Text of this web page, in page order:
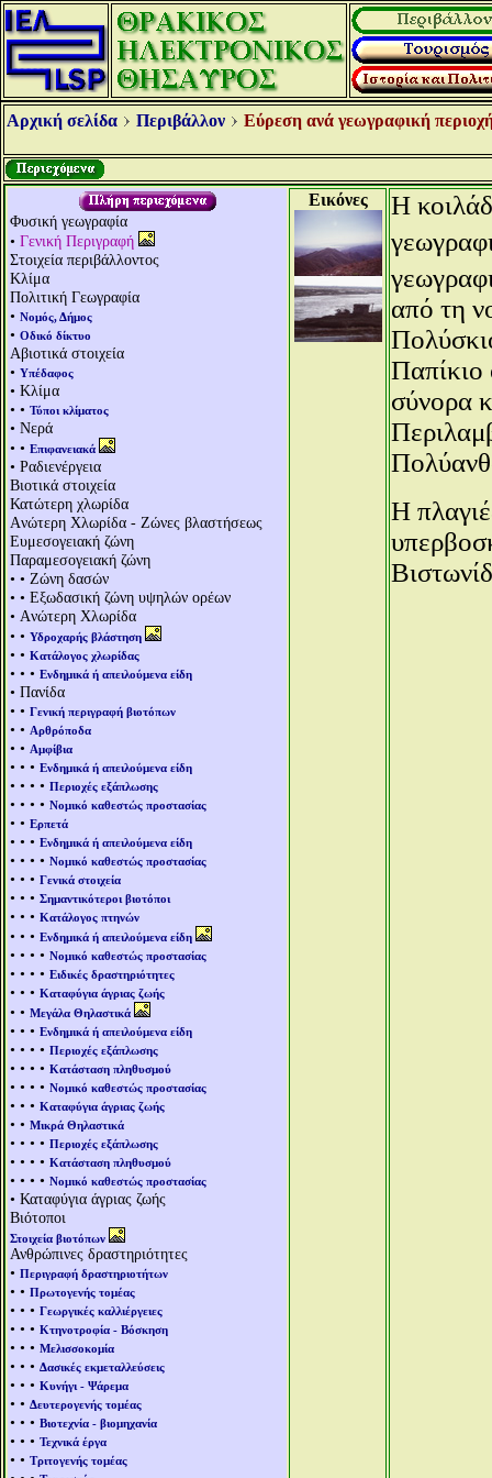
Αρχική σελίδα Περιβάλλον Εύρεση ανά γεωγραφική
Φυσική γεωγραφία
• Γενική Περιγραφή
Στοιχεία περιβάλλοντος
Κλίμα
Πολιτική Γεωγραφία
• Νομός, Δήμος
• Οδικό δίκτυο
Αβιοτικά στοιχεία
• Υπέδαφος
• Κλίμα
• • Τύποι κλίματος
• Νερά
• • Επιφανειακά
• Ραδιενέργεια
Βιοτικά στοιχεία
Κατώτερη χλωρίδα
Aνώτερη Χλωρίδα - Ζώνες βλαστήσεως
Ευμεσογειακή ζώνη
Παραμεσογειακή ζώνη
• • Ζώνη δασών
• • Εξωδασική ζώνη υψηλών ορέων
• Aνώτερη Χλωρίδα
• • Υδροχαρής βλάστηση
• • Κατάλογος χλωρίδας
• • • Ενδημικά ή απειλούμενα είδη
• Πανίδα
• • Γενική περιγραφή βιοτόπων
• • Αρθρόποδα
• • Αμφίβια
• • • Ενδημικά ή απειλούμενα είδη
• • • • Περιοχές εξάπλωσης
• • • • Νομικό καθεστώς προστασίας
• • Ερπετά
• • • Ενδημικά ή απειλούμενα είδη
• • • • Νομικό καθεστώς προστασίας
• • • Γενικά στοιχεία
• • • Σημαντικότεροι βιοτόποι
• • • Κατάλογος πτηνών
• • • Ενδημικά ή απειλούμενα είδη
• • • • Νομικό καθεστώς προστασίας
• • • • Ειδικές δραστηριότητες
• • • Καταφύγια άγριας ζωής
• • Μεγάλα Θηλαστικά
• • • Ενδημικά ή απειλούμενα είδη
• • • • Περιοχές εξάπλωσης
• • • • Κατάσταση πληθυσμού
• • • • Νομικό καθεστώς προστασίας
• • • Καταφύγια άγριας ζωής
• • Μικρά Θηλαστικά
• • • • Περιοχές εξάπλωσης
• • • • Κατάσταση πληθυσμού
• • • • Νομικό καθεστώς προστασίας
• Καταφύγια άγριας ζωής
Βιότοποι
Στοιχεία βιοτόπων
Ανθρώπινες δραστηριότητες
• Περιγραφή δραστηριοτήτων
• • Πρωτογενής τομέας
• • • Γεωργικές καλλιέργειες
• • • Κτηνοτροφία - Βόσκηση
• • • Μελισσοκομία
• • • Δασικές εκμεταλλεύσεις
• • • Κυνήγι - Ψάρεμα
• • Δευτερογενής τομέας
• • • Βιοτεχνία - βιομηχανία
• • • Τεχνικά έργα
• • Τριτογενής τομέας
Εικόνες
Η
από τη
σύνορα
Η